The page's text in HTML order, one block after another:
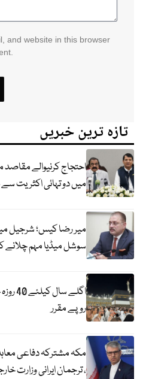
and website in this browser
تازہ ترین خبریں
احتجاج کرنیوالے مقاصد
میں دو تہائی اکثریت سے
میر رضا کیس؛ شرجیل
سوشل میڈیا مہم چلانے کا
روپے مقرر
مکہ مشترکہ دفاعی
، ترجمان ایرانی وزارت